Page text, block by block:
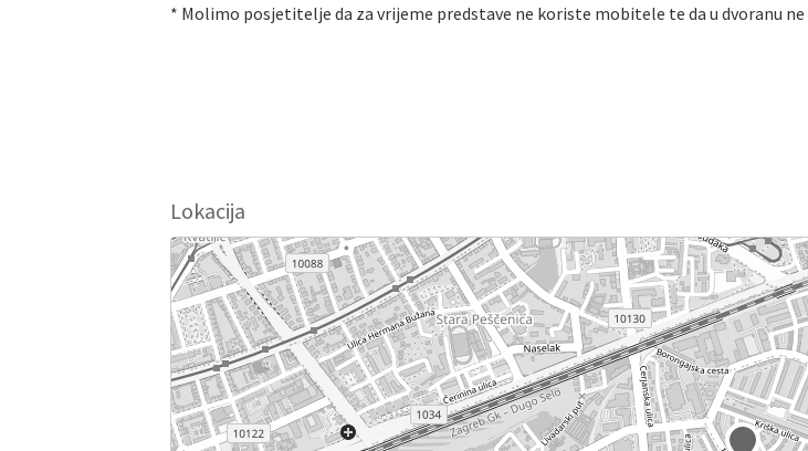
* Molimo posjetitelje da za vrijeme predstave ne koriste mobitele te da u dvoranu ne
Lokacija